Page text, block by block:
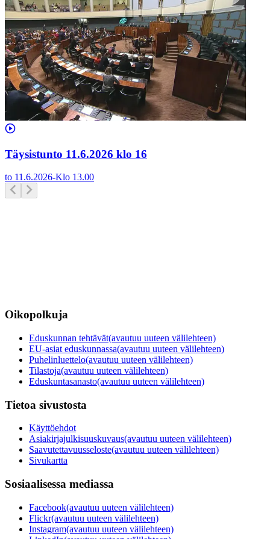
Täysistunto 11.6.2026 klo 16
to 11.6.2026-Klo 13.00
Oikopolkuja
Eduskunnan tehtävät(avautuu uuteen välilehteen)
EU-asiat eduskunnassa(avautuu uuteen välilehteen)
Puhelinluettelo(avautuu uuteen välilehteen)
Tilastoja(avautuu uuteen välilehteen)
Eduskuntasanasto(avautuu uuteen välilehteen)
Tietoa sivustosta
Käyttöehdot
Asiakirjajulkisuuskuvaus(avautuu uuteen välilehteen)
Saavutettavuusseloste(avautuu uuteen välilehteen)
Sivukartta
Sosiaalisessa mediassa
Facebook(avautuu uuteen välilehteen)
Flickr(avautuu uuteen välilehteen)
Instagram(avautuu uuteen välilehteen)